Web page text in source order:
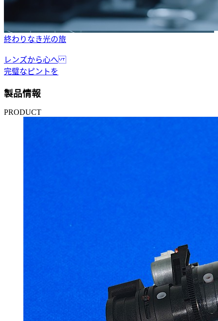
終わりなき光の旅
レンズから心へ
完璧なピントを
製品情報
PRODUCT